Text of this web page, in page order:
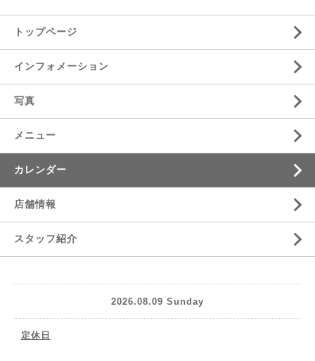
トップページ
インフォメーション
写真
メニュー
カレンダー
店舗情報
スタッフ紹介
2026.08.09 Sunday
定休日